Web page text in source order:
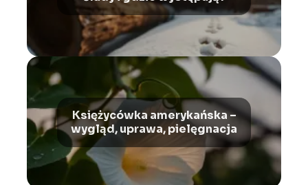
Księżycówka amerykańska –
wygląd, uprawa, pielęgnacja